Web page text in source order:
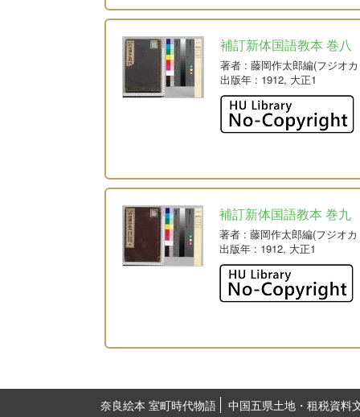
補訂新体国語教本 巻八
著者 : 藤岡作太郎編(フジオ
出版年 : 1912, 大正1
補訂新体国語教本 巻九
著者 : 藤岡作太郎編(フジオ
出版年 : 1912, 大正1
奈良絵本 室町時代物語 中国五県土地・租税資料